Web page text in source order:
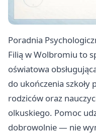
Poradnia
Filią w Wolbromiu to
oświatowa
do ukończenia
rodziców oraz
olkuskiego. Pomoc
dobrowolnie — nie